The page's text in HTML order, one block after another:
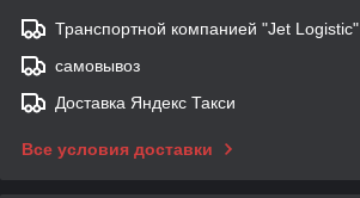
Транспортной компанией "Jet Logistic"
самовывоз
Доставка Яндекс Такси
Все условия доставки